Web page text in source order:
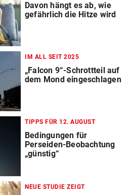
Davon hängt es ab, wie
gefährlich die Hitze wird
IM ALL SEIT 2025
„Falcon 9“-Schrottteil auf
dem Mond eingeschlagen
TIPPS FÜR 12. AUGUST
Bedingungen für
Perseiden-Beobachtung
„günstig“
NEUE STUDIE ZEIGT